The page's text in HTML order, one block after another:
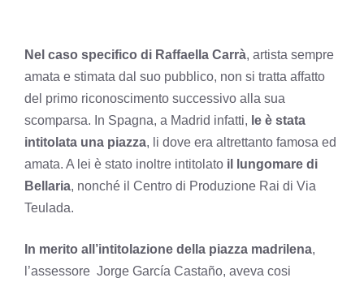
Nel caso specifico di Raffaella Carrà, artista sempre
amata e stimata dal suo pubblico, non si tratta affatto
del primo riconoscimento successivo alla sua
scomparsa. In Spagna, a Madrid infatti, le è stata
intitolata una piazza, li dove era altrettanto famosa ed
amata. A lei è stato inoltre intitolato il lungomare di
Bellaria, nonché il Centro di Produzione Rai di Via
Teulada.
In merito all’intitolazione della piazza madrilena,
l’assessore Jorge García Castaño, aveva cosi